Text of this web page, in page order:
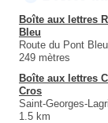
Boîte aux lettres
Bleu
Route du Pont Bleu
249 mètres
Boîte aux lettres
Cros
Saint-Georges-
1.5 km